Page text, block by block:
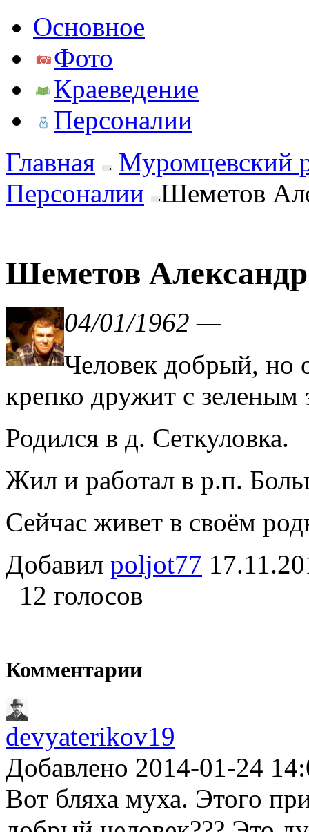
Основное
Фото
Краеведение
Персоналии
Главная
Муромцевский
Персоналии
Шеметов
Шеметов
04/01/1962 —
Человек добрый, но
крепко дружит с зеленым
Родился в д. Сеткуловка.
Жил и работал в р.п.
Сейчас живет в своём
Добавил poljot77
12 голосов
Комментарии
devyaterikov19
Добавлено 2014-01-24
Вот бляха муха. Этого